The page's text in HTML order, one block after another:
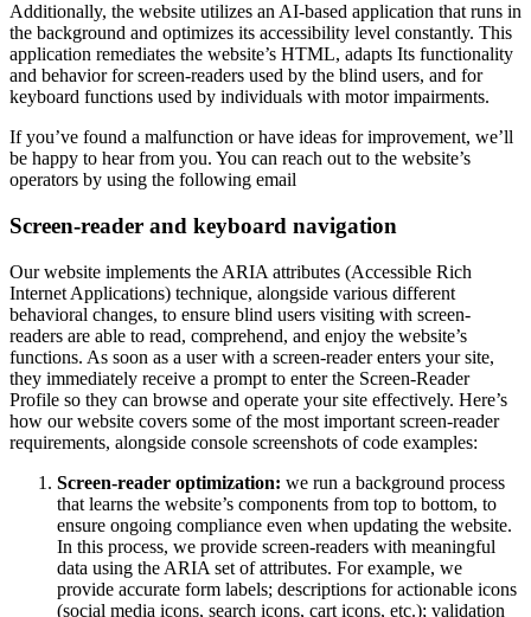
Additionally, the website utilizes an AI-based application that runs in
the background and optimizes its accessibility level constantly. This
application remediates the website’s HTML, adapts Its functionality
and behavior for screen-readers used by the blind users, and for
keyboard functions used by individuals with motor impairments.
If you’ve found a malfunction or have ideas for improvement, we’ll
be happy to hear from you. You can reach out to the website’s
operators by using the following email
Screen-reader and keyboard navigation
Our website implements the ARIA attributes (Accessible Rich
Internet Applications) technique, alongside various different
behavioral changes, to ensure blind users visiting with screen-
readers are able to read, comprehend, and enjoy the website’s
functions. As soon as a user with a screen-reader enters your site,
they immediately receive a prompt to enter the Screen-Reader
Profile so they can browse and operate your site effectively. Here’s
how our website covers some of the most important screen-reader
requirements, alongside console screenshots of code examples:
Screen-reader optimization: we run a background process
that learns the website’s components from top to bottom, to
ensure ongoing compliance even when updating the website.
In this process, we provide screen-readers with meaningful
data using the ARIA set of attributes. For example, we
provide accurate form labels; descriptions for actionable icons
(social media icons, search icons, cart icons, etc.); validation